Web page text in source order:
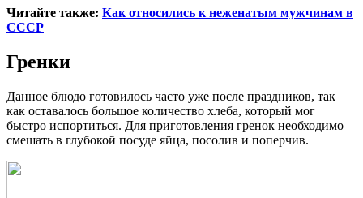
Читайте также: Как относились к неженатым мужчинам в
СССР
Гренки
Данное блюдо готовилось часто уже после праздников, так
как оставалось большое количество хлеба, который мог
быстро испортиться. Для приготовления гренок необходимо
смешать в глубокой посуде яйца, посолив и поперчив.